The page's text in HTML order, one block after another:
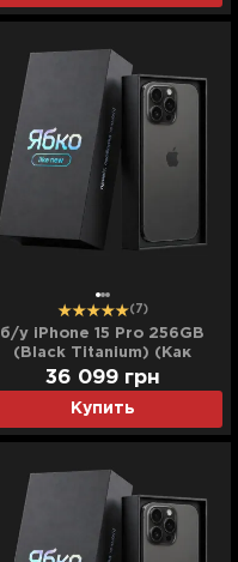
(7)
б/у iPhone 15 Pro 256GB
(Black Titanium) (Как
Новый)
Купить
36 099 грн